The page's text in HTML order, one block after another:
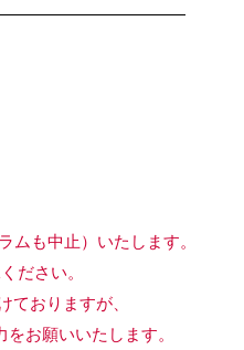
ムも中止）いたします。
さい。
おりますが、
お願いいたします。